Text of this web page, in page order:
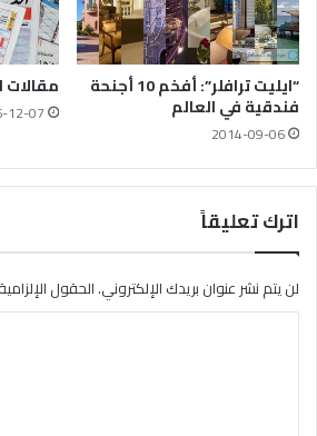
“ايليت ترافلر”: أفخم 10 أجنحة
فندقية في العالم
2014-09-06
12-07
اترك تعليقاً
لن يتم نشر عنوان بريدك الإلكتروني.الحقول